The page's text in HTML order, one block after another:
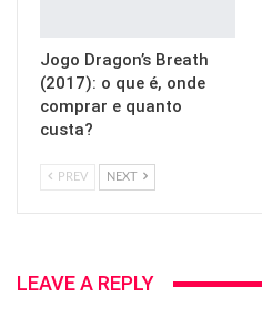
Jogo Dragon’s Breath
(2017): o que é, onde
comprar e quanto
custa?
PREV NEXT
LEAVE A REPLY